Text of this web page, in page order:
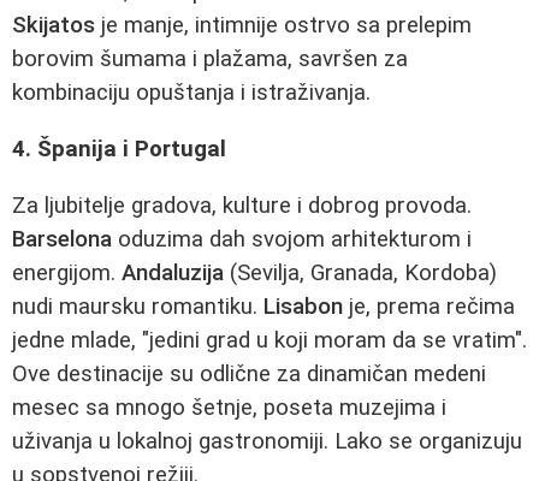
Skijatos je manje, intimnije ostrvo sa prelepim
borovim šumama i plažama, savršen za
kombinaciju opuštanja i istraživanja.
4. Španija i Portugal
Za ljubitelje gradova, kulture i dobrog provoda.
Barselona oduzima dah svojom arhitekturom i
energijom. Andaluzija (Sevilja, Granada, Kordoba)
nudi maursku romantiku. Lisabon je, prema rečima
jedne mlade, "jedini grad u koji moram da se vratim".
Ove destinacije su odlične za dinamičan medeni
mesec sa mnogo šetnje, poseta muzejima i
uživanja u lokalnoj gastronomiji. Lako se organizuju
u sopstvenoj režiji.